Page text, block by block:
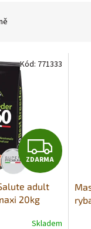
Z
D
R
ZDARMA
adult
20kg
Skladem
Kód: 771333